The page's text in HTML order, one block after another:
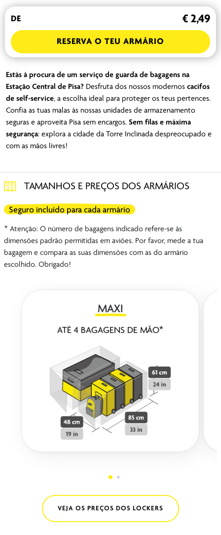
DE € 2,49
RESERVA O TEU ARMÁRIO
Estás à procura de um serviço de guarda de bagagens na
Estação Central de Pisa? Desfruta dos nossos modernos cacifos
de self-service, a escolha ideal para proteger os teus pertences.
Confia as tuas malas às nossas unidades de armazenamento
seguras e aproveita Pisa sem encargos. Sem filas e máxima
segurança: explora a cidade da Torre Inclinada despreocupado e
com as mãos livres!
TAMANHOS E PREÇOS DOS ARMÁRIOS
Seguro incluído para cada armário
* Atenção: O número de bagagens indicado refere-se às
dimensões padrão permitidas em aviões. Por favor, mede a tua
bagagem e compara as suas dimensões com as do armário
escolhido. Obrigado!
MAXI
ATÉ 4 BAGAGENS DE MÃO*
VEJA OS PREÇOS DOS LOCKERS